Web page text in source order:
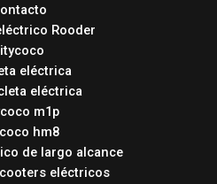
Rooder
eléctrica
eléctrica
m1p
hm8
de largo alcance
eléctricos